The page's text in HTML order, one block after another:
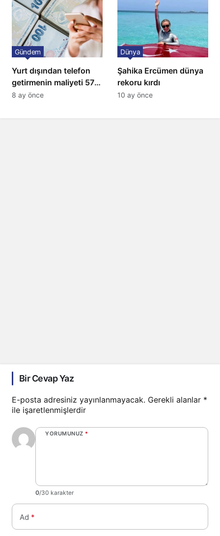
Yurt dışından telefon
getirmenin maliyeti 57
bin lira oldu
Gündem
8 ay önce
Şahika Ercümen dünya
rekoru kırdı
Dünya
10 ay önce
Bir Cevap Yaz
E-posta adresiniz yayınlanmayacak. Gerekli alanlar *
ile işaretlenmişlerdir
YORUMUNUZ *
0/30 karakter
Ad *